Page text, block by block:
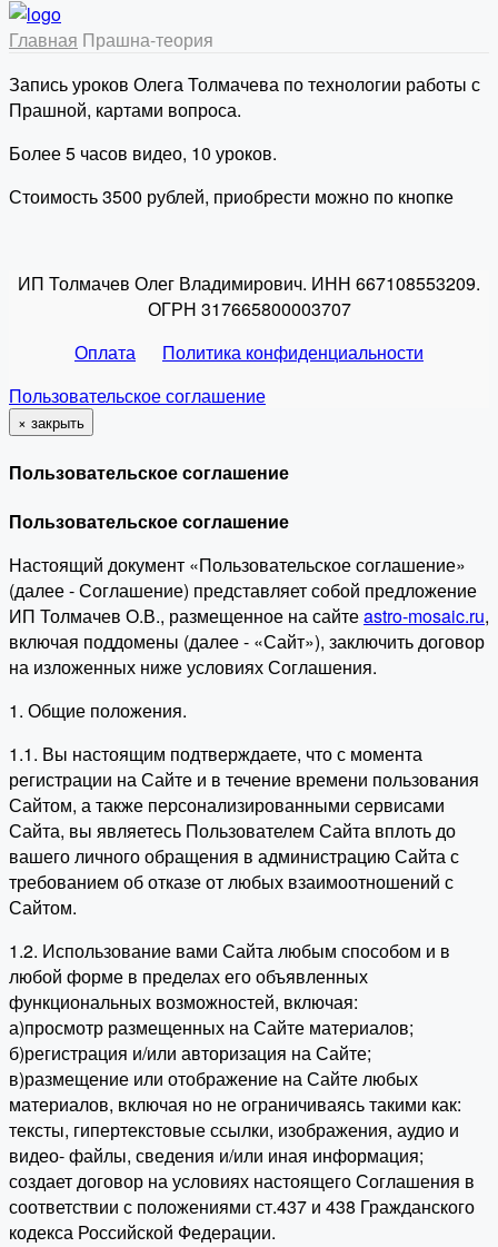
Главная Прашна-теория
Запись уроков Олега Толмачева по технологии работы с
Прашной, картами вопроса.
Более 5 часов видео, 10 уроков.
Стоимость 3500 рублей, приобрести можно по кнопке
ИП Толмачев Олег Владимирович. ИНН 667108553209.
ОГРН 317665800003707
Оплата
Политика конфиденциальности
Пользовательское соглашение
× закрыть
Пользовательское соглашение
Пользовательское соглашение
Настоящий документ «Пользовательское соглашение»
(далее - Соглашение) представляет собой предложение
ИП Толмачев О.В., размещенное на сайтеastro-mosaic.ru,
включая поддомены (далее - «Сайт»), заключить договор
на изложенных ниже условиях Соглашения.
1. Общие положения.
1.1. Вы настоящим подтверждаете, что с момента
регистрации на Сайте и в течение времени пользования
Сайтом, а также персонализированными сервисами
Сайта, вы являетесь Пользователем Сайта вплоть до
вашего личного обращения в администрацию Сайта с
требованием об отказе от любых взаимоотношений с
Сайтом.
1.2. Использование вами Сайта любым способом и в
любой форме в пределах его объявленных
функциональных возможностей, включая:
а)просмотр размещенных на Сайте материалов;
б)регистрация и/или авторизация на Сайте;
в)размещение или отображение на Сайте любых
материалов, включая но не ограничиваясь такими как:
тексты, гипертекстовые ссылки, изображения, аудио и
видео- файлы, сведения и/или иная информация;
создает договор на условиях настоящего Соглашения в
соответствии с положениями ст.437 и 438 Гражданского
кодекса Российской Федерации.